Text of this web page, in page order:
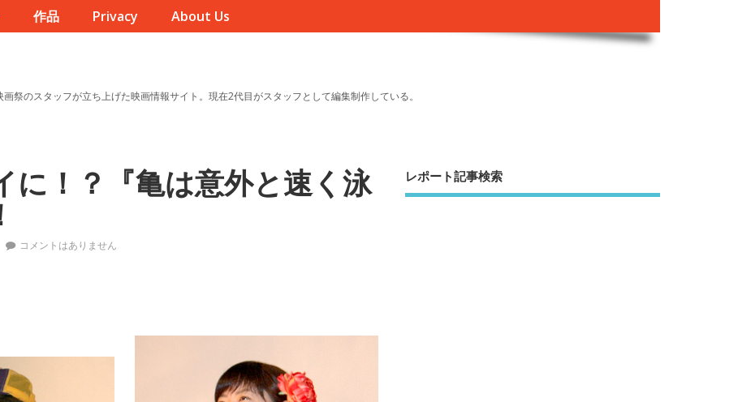
作品 Privacy About Us
祭のスタッフが立ち上げた映画情報サイト。現在2代目がスタッフとして編集制作している。
に！？『亀は意外と速く泳
コメントはありません
レポート記事検索